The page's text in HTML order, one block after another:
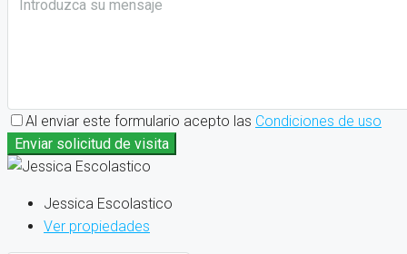
Al enviar este formulario acepto las Condiciones de uso
Enviar solicitud de visita
Jessica Escolastico
Ver propiedades